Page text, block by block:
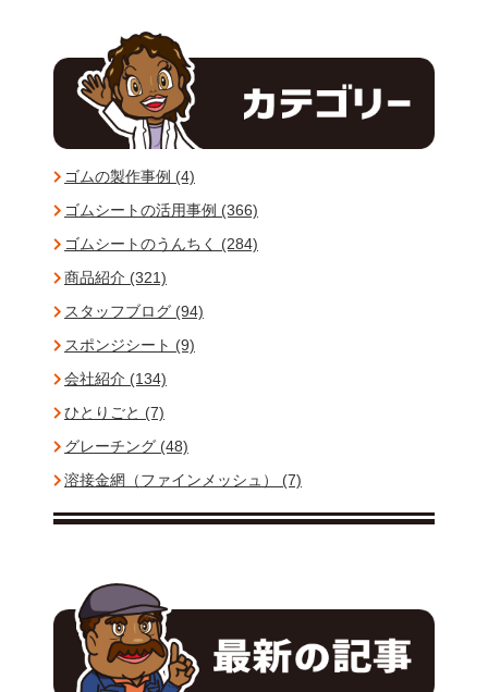
ゴムの製作事例 (4)
ゴムシートの活用事例 (366)
ゴムシートのうんちく (284)
商品紹介 (321)
スタッフブログ (94)
スポンジシート (9)
会社紹介 (134)
ひとりごと (7)
グレーチング (48)
溶接金網（ファインメッシュ） (7)